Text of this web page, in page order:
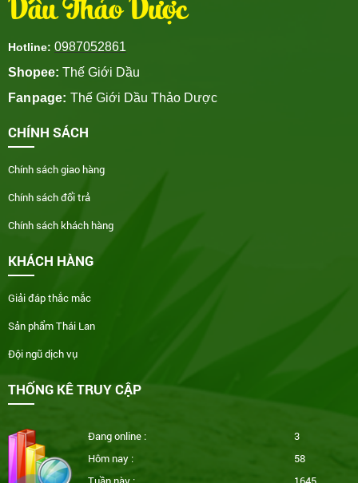
Dầu Thảo Dược
Hotline: 0987052861
Shopee: Thế Giới Dầu
Fanpage: Thế Giới Dầu Thảo Dược
CHÍNH SÁCH
Chính sách giao hàng
Chính sách đổi trả
Chính sách khách hàng
KHÁCH HÀNG
Giải đáp thắc mắc
Sản phẩm Thái Lan
Đội ngũ dịch vụ
THỐNG KÊ TRUY CẬP
Đang online :
3
Hôm nay :
58